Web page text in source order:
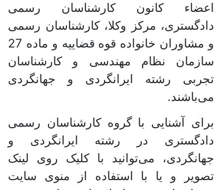
اعضاء کانون کارشناسان رسمی
دادگستری، مرکز وکلا، کارشناسان رسمی
و مشاوران خانواده قوه قضاییه و ماده 27
سازمان نظام مهندسی و کارشناسان
تجربی رشته ایرانگردی و جهانگردی
می‌باشند.
برای آشنایی با گروه کارشناسان رسمی
دادگستری در رشته ایرانگردی و
جهانگردی، می‌توانید با کلیک روی لینک
تصویر و یا با استفاده از منوی سایت